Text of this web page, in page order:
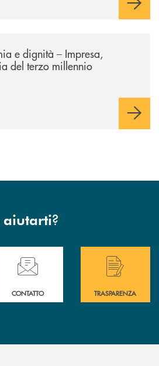
e dignità – Impresa,
del terzo millennio
aiutarti?
delle filiali di Bcc San Marzano.
Hai bisogno di assistenza immediata?
CONTATTO
Hai bisogno di
TRASPARENZA